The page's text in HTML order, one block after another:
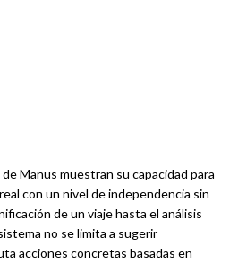
Manus muestran su capacidad para
con un nivel de independencia sin
de un viaje hasta el análisis
no se limita a sugerir
acciones concretas basadas en